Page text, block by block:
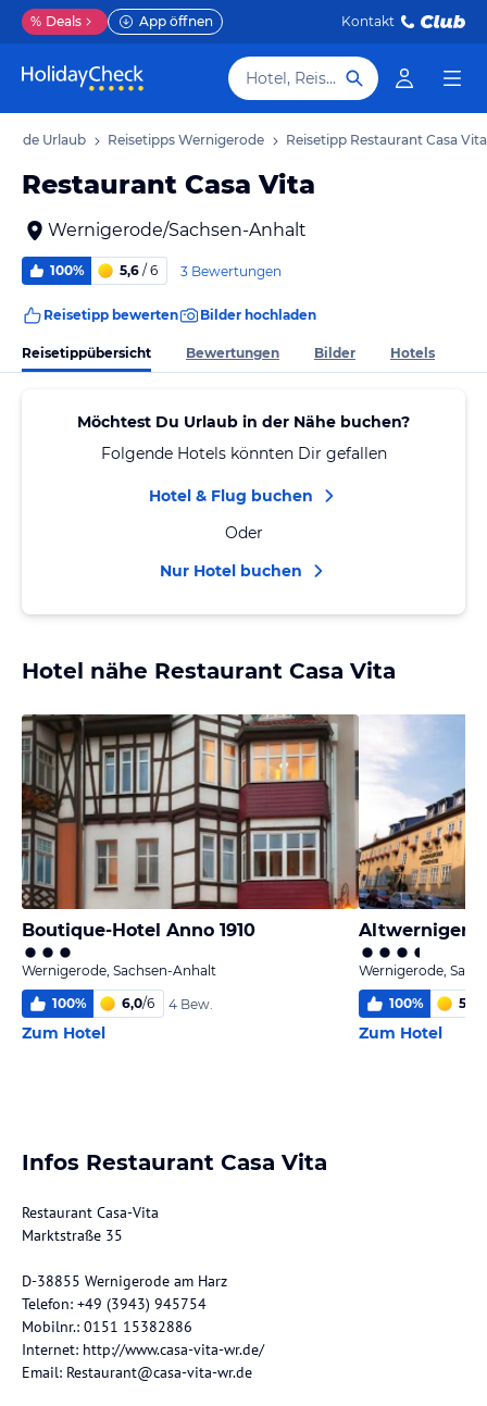
% Deals App öffnen Kontakt
Hotel, Reiseziel
Urlaub Reisetipps Wernigerode Reisetipp Restaurant Casa Vita
Restaurant Casa Vita
Wernigerode/Sachsen-Anhalt
100% 5,6 / 6 3 Bewertungen
Reisetipp bewerten Bilder hochladen
Reisetippübersicht Bewertungen Bilder Hotels
Möchtest Du Urlaub in der Nähe buchen?
Folgende Hotels könnten Dir gefallen
Hotel & Flug buchen
Oder
Nur Hotel buchen
Hotel nähe Restaurant Casa Vita
Boutique-Hotel Anno 1910
Wernigerode, Sachsen-Anhalt
100% 6,0/6 4 Bew.
Zum Hotel
Wernigerode,
100% 5,5
Zum Hotel
Infos Restaurant Casa Vita
Restaurant Casa-Vita
Marktstraße 35
D-38855 Wernigerode am Harz
Telefon: +49 (3943) 945754
Mobilnr.: 0151 15382886
Internet: http://www.casa-vita-wr.de/
Email: Restaurant@casa-vita-wr.de